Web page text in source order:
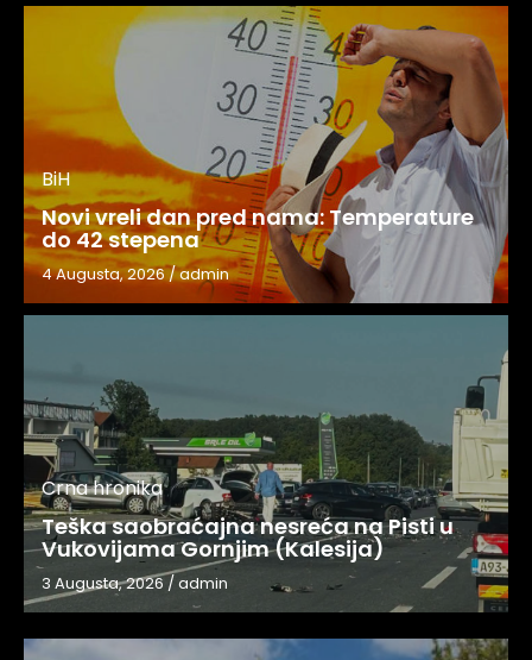
BiH
Novi vreli dan pred nama: Temperature
do 42 stepena
4 Augusta, 2026/admin
Crna hronika
Teška saobraćajna nesreća na Pisti u
Vukovijama Gornjim (Kalesija)
3 Augusta, 2026 / admin